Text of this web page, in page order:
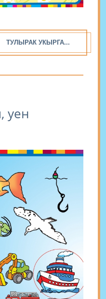
ТУЛЫРАК УКЫРГА...
уен